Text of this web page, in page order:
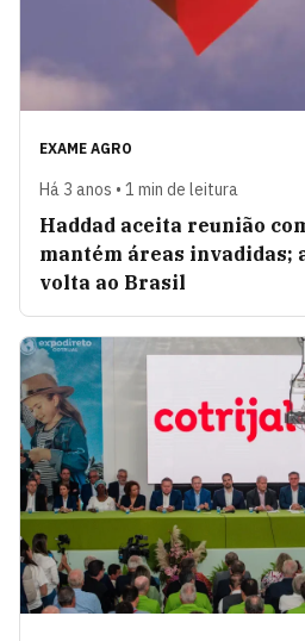
EXAME AGRO
Há 3 anos • 1 min de leitura
Haddad aceita reunião
mantém áreas invadidas;
volta ao Brasil